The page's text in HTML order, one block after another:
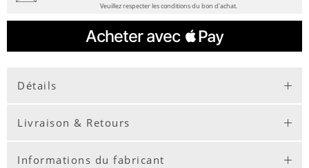
Veuillez respecter les conditions du bon d'achat.
Détails
Livraison & Retours
Informations du fabricant